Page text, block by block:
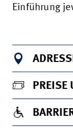
Einführung
PREISE